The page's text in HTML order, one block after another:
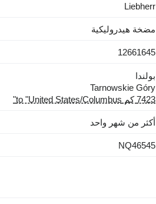
Liebherr
مضخة هيدروليكية
12661645
بولندا
Tarnowskie Góry
7423 كم to "United States/Columbus"
أكثر من شهر واحد
NQ46545